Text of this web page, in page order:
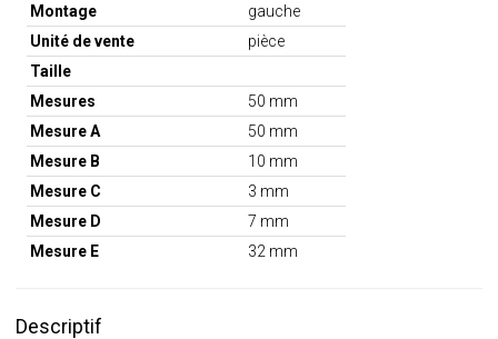
Montage
gauche
Unité de vente
pièce
Taille
Mesures
50 mm
Mesure A
50 mm
Mesure B
10 mm
Mesure C
3 mm
Mesure D
7 mm
Mesure E
32 mm
Descriptif